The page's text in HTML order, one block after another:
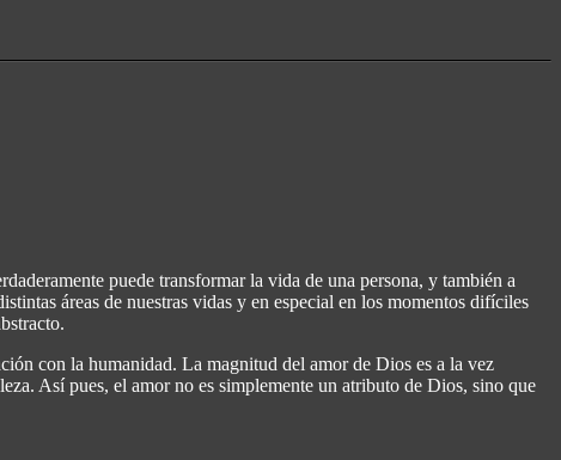
puede transformar la vida de una persona, y también a
áreas de nuestras vidas y en especial en los momentos difíciles
con la humanidad. La magnitud del amor de Dios es a la vez
Así pues, el amor no es simplemente un atributo de Dios, sino que